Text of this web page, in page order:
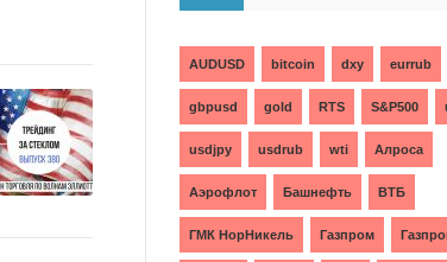
AUDUSD bitcoin dxy eurrub
gbpusd gold RTS S&P500
usdjpy usdrub wti Алроса
Аэрофлот Башнефть ВТБ
ГМК НорНикель Газпром